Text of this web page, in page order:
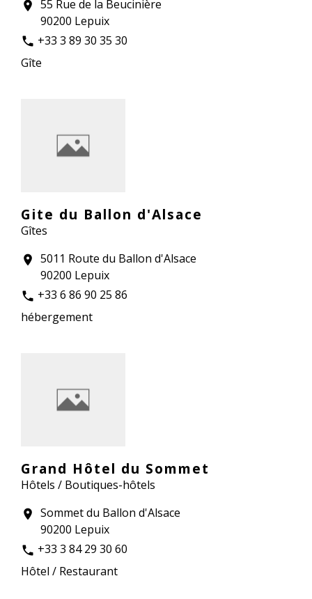
location_on 55 Rue de la Beucinière
90200 Lepuix
phone +33 3 89 30 35 30
Gîte
Gite du Ballon d'Alsace
Gîtes
location_on 5011 Route du Ballon d'Alsace
90200 Lepuix
phone +33 6 86 90 25 86
hébergement
Grand Hôtel du Sommet
Hôtels / Boutiques-hôtels
location_on Sommet du Ballon d'Alsace
90200 Lepuix
phone +33 3 84 29 30 60
Hôtel / Restaurant